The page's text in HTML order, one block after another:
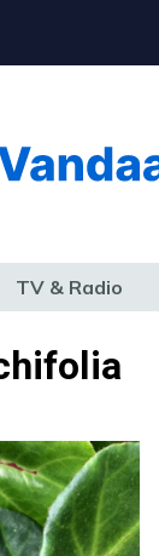
TV & Radio